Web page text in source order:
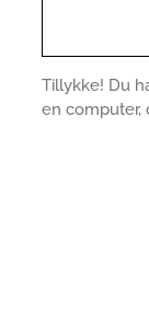
Tillykke! Du
en computer,